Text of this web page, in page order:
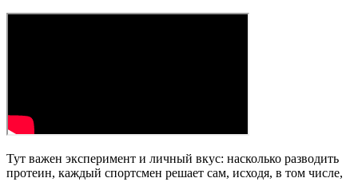
Тут важен эксперимент и личный вкус: насколько разводить
протеин, каждый спортсмен решает сам, исходя, в том числе,